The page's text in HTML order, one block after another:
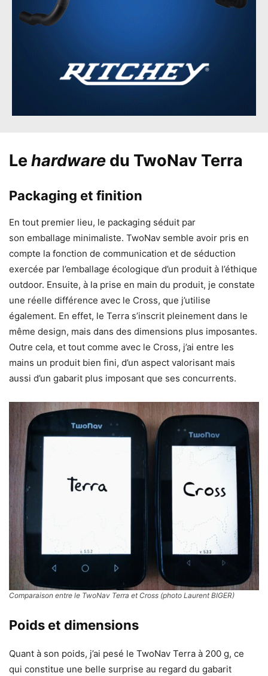
Le hardware du TwoNav Terra
Packaging et finition
En tout premier lieu, le packaging séduit par
son emballage minimaliste. TwoNav semble avoir pris en
compte la fonction de communication et de séduction
exercée par l’emballage écologique d’un produit à l’éthique
outdoor. Ensuite, à la prise en main du produit, je constate
une réelle différence avec le Cross, que j’utilise
également. En effet, le Terra s’inscrit pleinement dans le
même design, mais dans des dimensions plus imposantes.
Outre cela, et tout comme avec le Cross, j’ai entre les
mains un produit bien fini, d’un aspect valorisant mais
aussi d’un gabarit plus imposant que ses concurrents.
Comparaison entre le TwoNav Terra et Cross (photo Laurent BIGER)
Poids et dimensions
Quant à son poids, j’ai pesé le TwoNav Terra à 200 g, ce
qui constitue une belle surprise au regard du gabarit